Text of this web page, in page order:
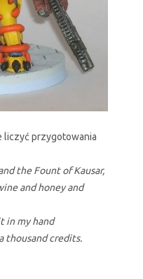
liczyć przygotowania
the Fount of Kausar,
and honey and
in my hand
thousand credits.